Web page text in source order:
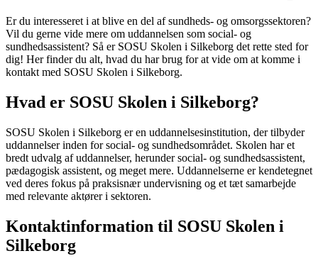
Er du interesseret i at blive en del af sundheds- og omsorgssektoren?
Vil du gerne vide mere om uddannelsen som social- og
sundhedsassistent? Så er SOSU Skolen i Silkeborg det rette sted for
dig! Her finder du alt, hvad du har brug for at vide om at komme i
kontakt med SOSU Skolen i Silkeborg.
Hvad er SOSU Skolen i Silkeborg?
SOSU Skolen i Silkeborg er en uddannelsesinstitution, der tilbyder
uddannelser inden for social- og sundhedsområdet. Skolen har et
bredt udvalg af uddannelser, herunder social- og sundhedsassistent,
pædagogisk assistent, og meget mere. Uddannelserne er kendetegnet
ved deres fokus på praksisnær undervisning og et tæt samarbejde
med relevante aktører i sektoren.
Kontaktinformation til SOSU Skolen i
Silkeborg